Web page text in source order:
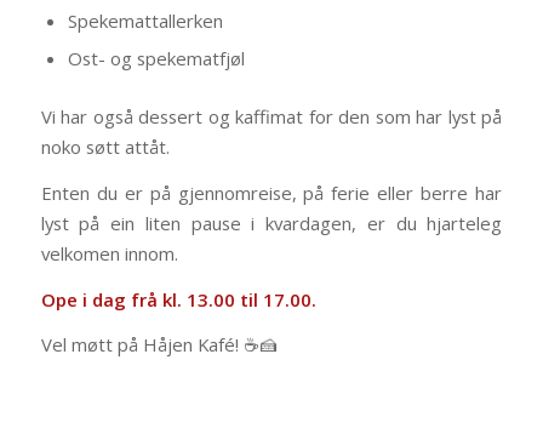
Spekemattallerken
Ost- og spekematfjøl
Vi har også dessert og kaffimat for den som har lyst på
noko søtt attåt.
Enten du er på gjennomreise, på ferie eller berre har
lyst på ein liten pause i kvardagen, er du hjarteleg
velkomen innom.
Ope i dag frå kl. 13.00 til 17.00.
Vel møtt på Håjen Kafé! ☕️🍰